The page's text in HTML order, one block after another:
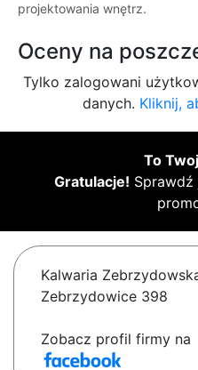
projektowania wnętrz.
Oceny na
Tylko zalogowani
danych. Kliknij,
To
Gratulacje! Sprawdź
Kalwaria
Zebrzydowice 398
Zobacz profil firmy na